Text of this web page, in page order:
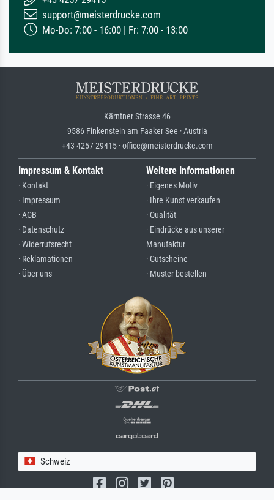
support@meisterdrucke.com
Mo-Do: 7:00 - 16:00 | Fr: 7:00 - 13:00
Kärntner Strasse 46
9586 Finkenstein am Faaker See · Austria
+43 4257 29415 · office@meisterdrucke.com
Impressum & Kontakt
· Kontakt
· Impressum
· AGB
· Datenschutz
· Widerrufsrecht
· Reklamationen
· Über uns
Weitere Informationen
· Eigenes Motiv
· Ihre Kunst verkaufen
· Qualität
· Eindrücke aus unserer
Manufaktur
· Gutscheine
· Muster bestellen
Schweiz